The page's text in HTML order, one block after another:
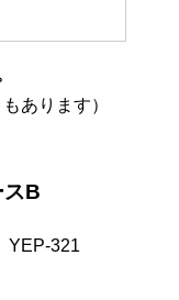
あります）
スB
YEP-321